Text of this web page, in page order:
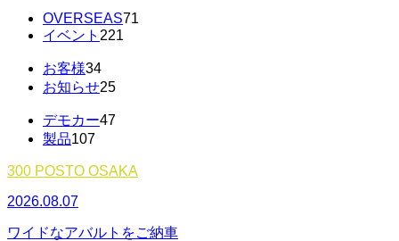
OVERSEAS71
イベント 221
お客様34
お知らせ25
デモカー47
製品107
300 POSTO OSAKA
2026.08.07
ワイドなアバルトをご納車